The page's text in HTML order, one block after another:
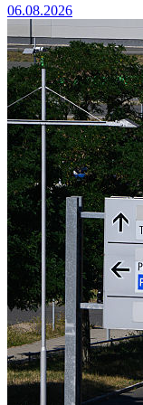
06.08.2026